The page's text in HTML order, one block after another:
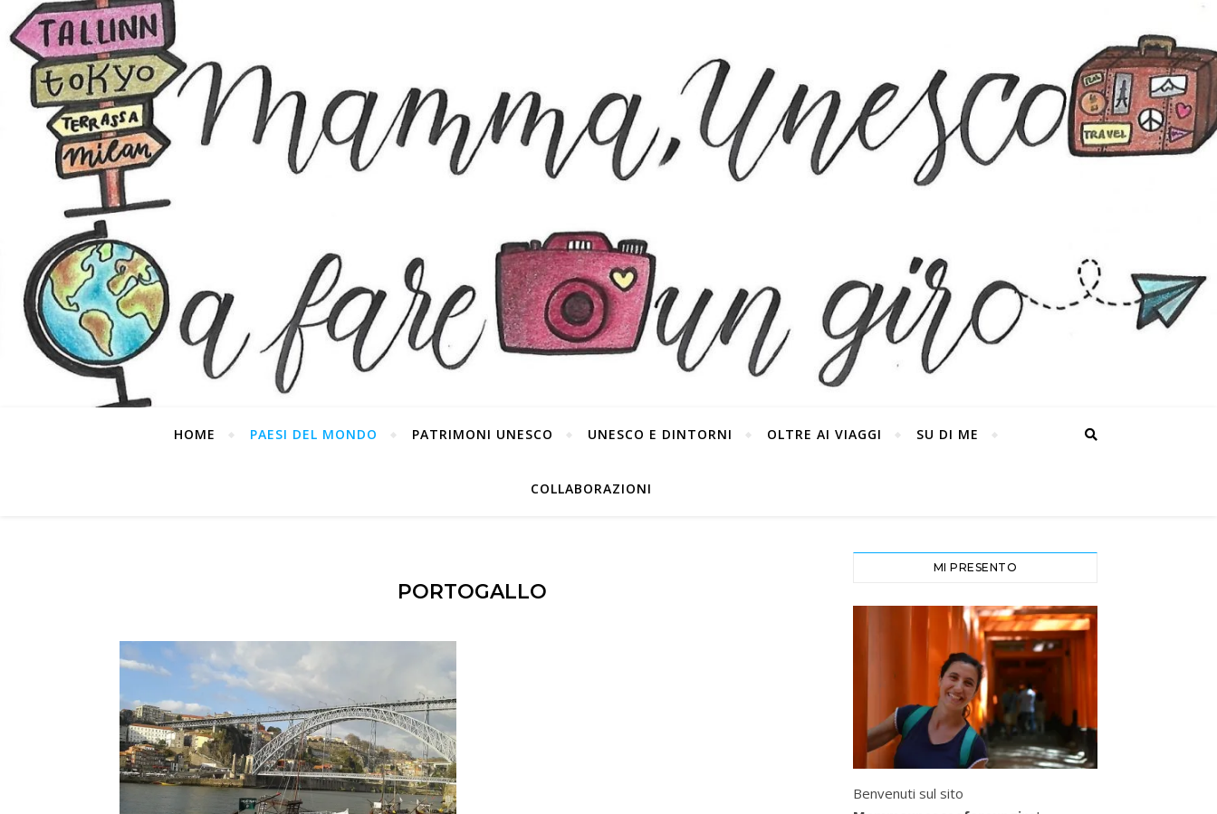
HOME PAESI DEL MONDO PATRIMONI UNESCO UNESCO E DINTORNI OLTRE AI VIAGGI SU DI ME
COLLABORAZIONI
PORTOGALLO
MI PRESENTO
Benvenuti sul sito